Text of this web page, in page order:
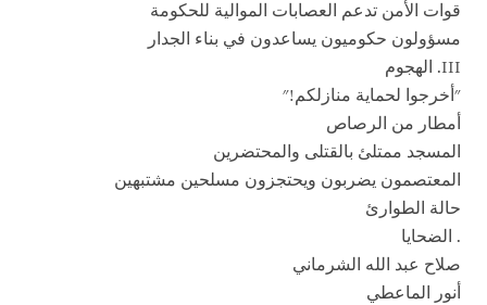
قوات الأمن تدعم العصابات الموالية للحكومة
مسؤولون حكوميون يساعدون في بناء الجدار
III. الهجوم
"أخرجوا لحماية منازلكم!"
أمطار من الرصاص
المسجد ممتلئ بالقتلى والمحتضرين
المعتصمون يضربون ويحتجزون مسلحين مشتبهين
حالة الطوارئ
. الضحايا
صلاح عبد الله الشرماني
أنور الماعطي